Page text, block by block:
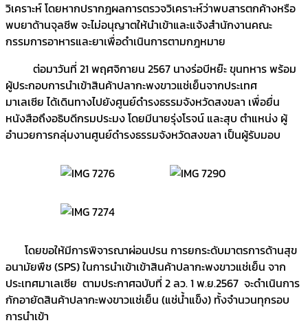
วิเคราะห์ โดยหากปรากฎผลการตรวจวิเคราะห์ว่าพบสารตกค้างหรือ
พบยาด้านจุลชีพ จะไม่อนุญาตให้นำเข้าและแจ้งสำนักงานคณะ
กรรมการอาหารและยาเพื่อดำเนินการตามกฎหมาย
ต่อมาวันที่ 21 พฤศจิกายน 2567 นางร่อบีหย๊ะ ขุนทหาร พร้อม
ผู้ประกอบการนำเข้าสินค้าปลากะพงขาวแช่เย็นจากประเทศ
มาเลเซีย ได้เดินทางไปยังศูนย์ดำรงธรรมจังหวัดสงขลา เพื่อยื่น
หนังสือถึงอธิบดีกรมประมง โดยมีนายรุ่งโรจน์ และสุบ ตำแหน่ง ผู้
อำนวยการกลุ่มงานศูนย์ดำรงธรรมจังหวัดสงขลา เป็นผู้รับมอบ
โดยขอให้มีการพิจารณาผ่อนปรน การยกระดับมาตรการด้านสุข
อนามัยพืช (SPS) ในการนำเข้าเข้าสินค้าปลากะพงขาวแช่เย็น จาก
ประเทศมาเลเซีย ตามประกาศฉบับที่ 2 ลว. 1 พ.ย.2567 จะดำเนินการ
กักอายัดสินค้าปลากะพงขาวแช่เย็น (แช่น้ำแข็ง) ทั้งจำนวนทุกรอบ
การนำเข้า